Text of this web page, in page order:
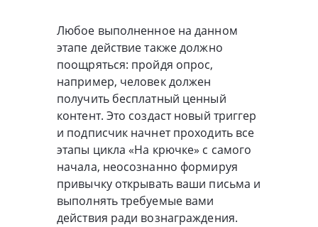
Любое выполненное на данном
этапе действие также должно
поощряться: пройдя опрос,
например, человек должен
получить бесплатный ценный
контент. Это создаст новый триггер
и подписчик начнет проходить все
этапы цикла «На крючке» с самого
начала, неосознанно формируя
привычку открывать ваши письма и
выполнять требуемые вами
действия ради вознаграждения.